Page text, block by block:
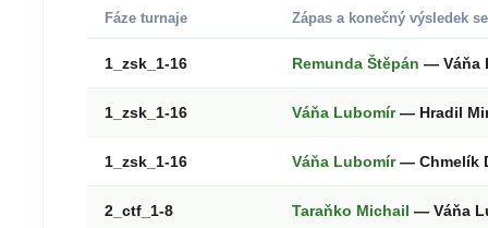
Fáze turnaje Zápas a konečný výsledek
1_zsk_1-16 Remunda Štěpán — Váňa
1_zsk_1-16 Váňa Lubomír— Hradil
1_zsk_1-16 Váňa Lubomír— Chmelík
2_ctf_1-8 Taraňko Michail — Váňa